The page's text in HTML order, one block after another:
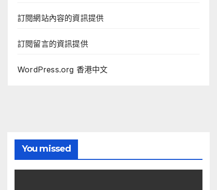
訂閱網站內容的資訊提供
訂閱留言的資訊提供
WordPress.org 香港中文
You missed